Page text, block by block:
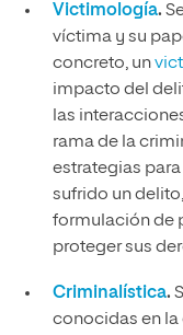
Victimología.
víctima y su
concreto, un
impacto del
las
rama de la
estrategias
sufrido un
formulación de
proteger sus
Criminalística.
conocidas en la